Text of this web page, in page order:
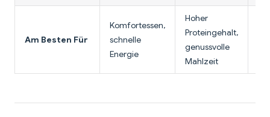
Am Besten Für
Komfortessen,
schnelle
Energie
Hoher
Proteingehalt,
genussvolle
Mahlzeit